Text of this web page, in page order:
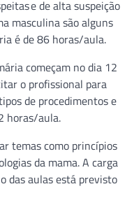
e de alta suspeição
masculina são alguns
é de 86 horas/aula.
começam no dia 12
o profissional para
de procedimentos e
horas/aula.
temas como princípios
da mama. A carga
das aulas está previsto